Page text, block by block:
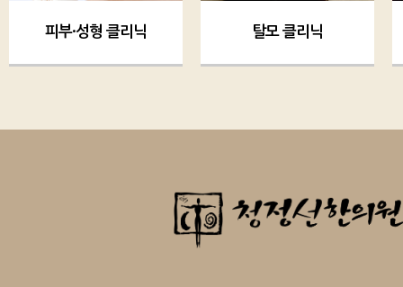
피부·성형 클리닉 탈모 클리닉